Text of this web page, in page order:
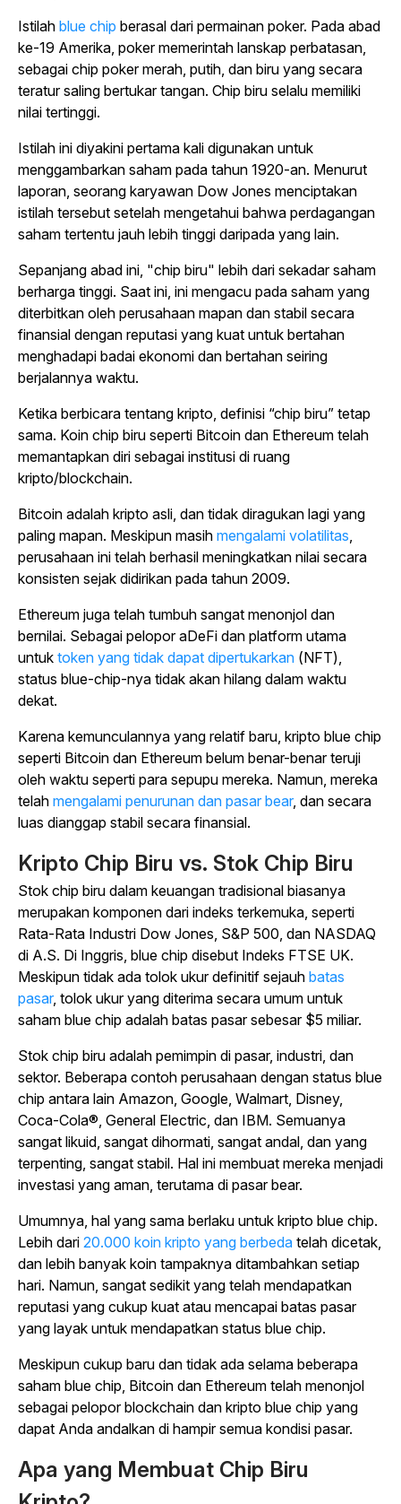
Istilah blue chip berasal dari permainan poker. Pada abad
ke-19 Amerika, poker memerintah lanskap perbatasan,
sebagai chip poker merah, putih, dan biru yang secara
teratur saling bertukar tangan. Chip biru selalu memiliki
nilai tertinggi.
Istilah ini diyakini pertama kali digunakan untuk
menggambarkan saham pada tahun 1920-an. Menurut
laporan, seorang karyawan Dow Jones menciptakan
istilah tersebut setelah mengetahui bahwa perdagangan
saham tertentu jauh lebih tinggi daripada yang lain.
Sepanjang abad ini, "chip biru" lebih dari sekadar saham
berharga tinggi. Saat ini, ini mengacu pada saham yang
diterbitkan oleh perusahaan mapan dan stabil secara
finansial dengan reputasi yang kuat untuk bertahan
menghadapi badai ekonomi dan bertahan seiring
berjalannya waktu.
Ketika berbicara tentang kripto, definisi “chip biru” tetap
sama. Koin chip biru seperti Bitcoin dan Ethereum telah
memantapkan diri sebagai institusi di ruang
kripto/blockchain.
Bitcoin adalah kripto asli, dan tidak diragukan lagi yang
paling mapan. Meskipun masih mengalami volatilitas
perusahaan ini telah berhasil meningkatkan nilai secara
konsisten sejak didirikan pada tahun 2009.
Ethereum juga telah tumbuh sangat menonjol dan
bernilai. Sebagai pelopor aDeFi dan platform utama
untuk token yang tidak dapat dipertukarkan (NFT),
status blue-chip-nya tidak akan hilang dalam waktu
dekat.
Karena kemunculannya yang relatif baru, kripto blue chip
seperti Bitcoin dan Ethereum belum benar-benar teruji
oleh waktu seperti para sepupu mereka. Namun, mereka
telah mengalami penurunan dan pasar bear, dan secara
luas dianggap stabil secara finansial.
Kripto Chip Biru vs. Stok Chip Biru
Stok chip biru dalam keuangan tradisional biasanya
merupakan komponen dari indeks terkemuka, seperti
Rata-Rata Industri Dow Jones, S&P 500, dan NASDAQ
di A.S. Di Inggris, blue chip disebut Indeks FTSE UK.
Meskipun tidak ada tolok ukur definitif sejauh batas
pasar, tolok ukur yang diterima secara umum untuk
saham blue chip adalah batas pasar sebesar $5 miliar.
Stok chip biru adalah pemimpin di pasar, industri, dan
sektor. Beberapa contoh perusahaan dengan status blue
chip antara lain Amazon, Google, Walmart, Disney,
Coca-Cola®, General Electric, dan IBM. Semuanya
sangat likuid, sangat dihormati, sangat andal, dan yang
terpenting, sangat stabil. Hal ini membuat mereka menjadi
investasi yang aman, terutama di pasar bear.
Umumnya, hal yang sama berlaku untuk kripto blue chip.
Lebih dari 20.000 koin kripto yang berbeda telah dicetak,
dan lebih banyak koin tampaknya ditambahkan setiap
hari. Namun, sangat sedikit yang telah mendapatkan
reputasi yang cukup kuat atau mencapai batas pasar
yang layak untuk mendapatkan status blue chip.
Meskipun cukup baru dan tidak ada selama beberapa
saham blue chip, Bitcoin dan Ethereum telah menonjol
sebagai pelopor blockchain dan kripto blue chip yang
dapat Anda andalkan di hampir semua kondisi pasar.
Apa yang Membuat Chip Biru